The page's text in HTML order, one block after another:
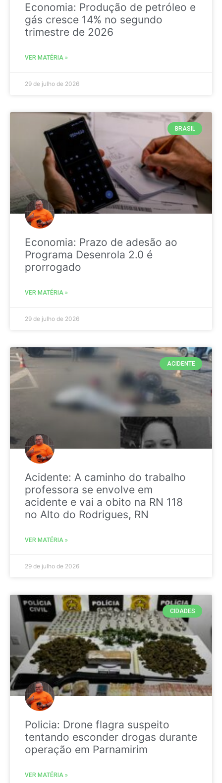
Economia: Produção de petróleo e
gás cresce 14% no segundo
trimestre de 2026
VER MATÉRIA »
29 de julho de 2026
BRASIL
Economia: Prazo de adesão ao
Programa Desenrola 2.0 é
prorrogado
VER MATÉRIA »
29 de julho de 2026
ACIDENTE
Acidente: A caminho do trabalho
professora se envolve em
acidente e vai a obito na RN 118
no Alto do Rodrigues, RN
VER MATÉRIA »
29 de julho de 2026
CIDADES
Policia: Drone flagra suspeito
tentando esconder drogas durante
operação em Parnamirim
VER MATÉRIA »